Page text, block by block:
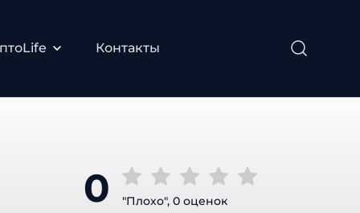
Контакты
0 "Плохо", 0 оценок